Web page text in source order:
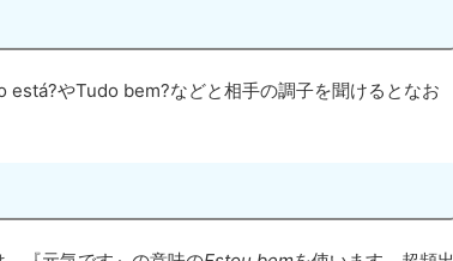
está?やTudo bem?などと相手の調子を聞けるとなお